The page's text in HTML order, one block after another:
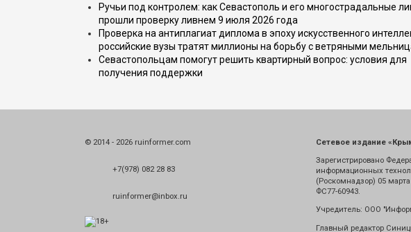
Ручьи под контролем: как Севастополь и его многострадальные
прошли проверку ливнем 9 июля 2026 года
Проверка на антиплагиат диплома в эпоху искусственного
российские вузы тратят миллионы на борьбу с ветряными
Севастопольцам помогут решить квартирный вопрос: условия для
получения поддержки
© 2014 - 2026 ruinformer.com
+7(978) 082 28 83
ruinformer@inbox.ru
Сетевое издание
Зарегистрировано
информационных
(Роскомнадзор) 05
ФС77-60943.
Учредитель: ООО
Главный редактор